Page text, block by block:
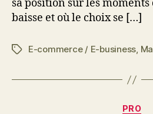
sa position sur les
baisse et où le choix se […]
Étiquettes
E-commerce / E-business,
PRO